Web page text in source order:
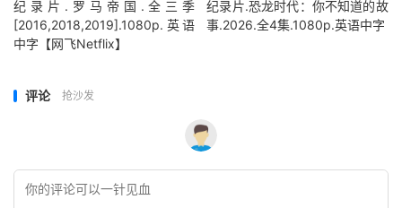
纪录片.罗马帝国.全三季
[2016,2018,2019].1080p.英语
中字【网飞Netflix】
纪录片.恐龙时代：你不知道的故
事.2026.全4集.1080p.英语中字
评论 抢沙发